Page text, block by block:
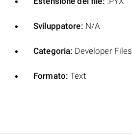
Sviluppatore: N/A
Categoria: Developer Files
Formato: Text